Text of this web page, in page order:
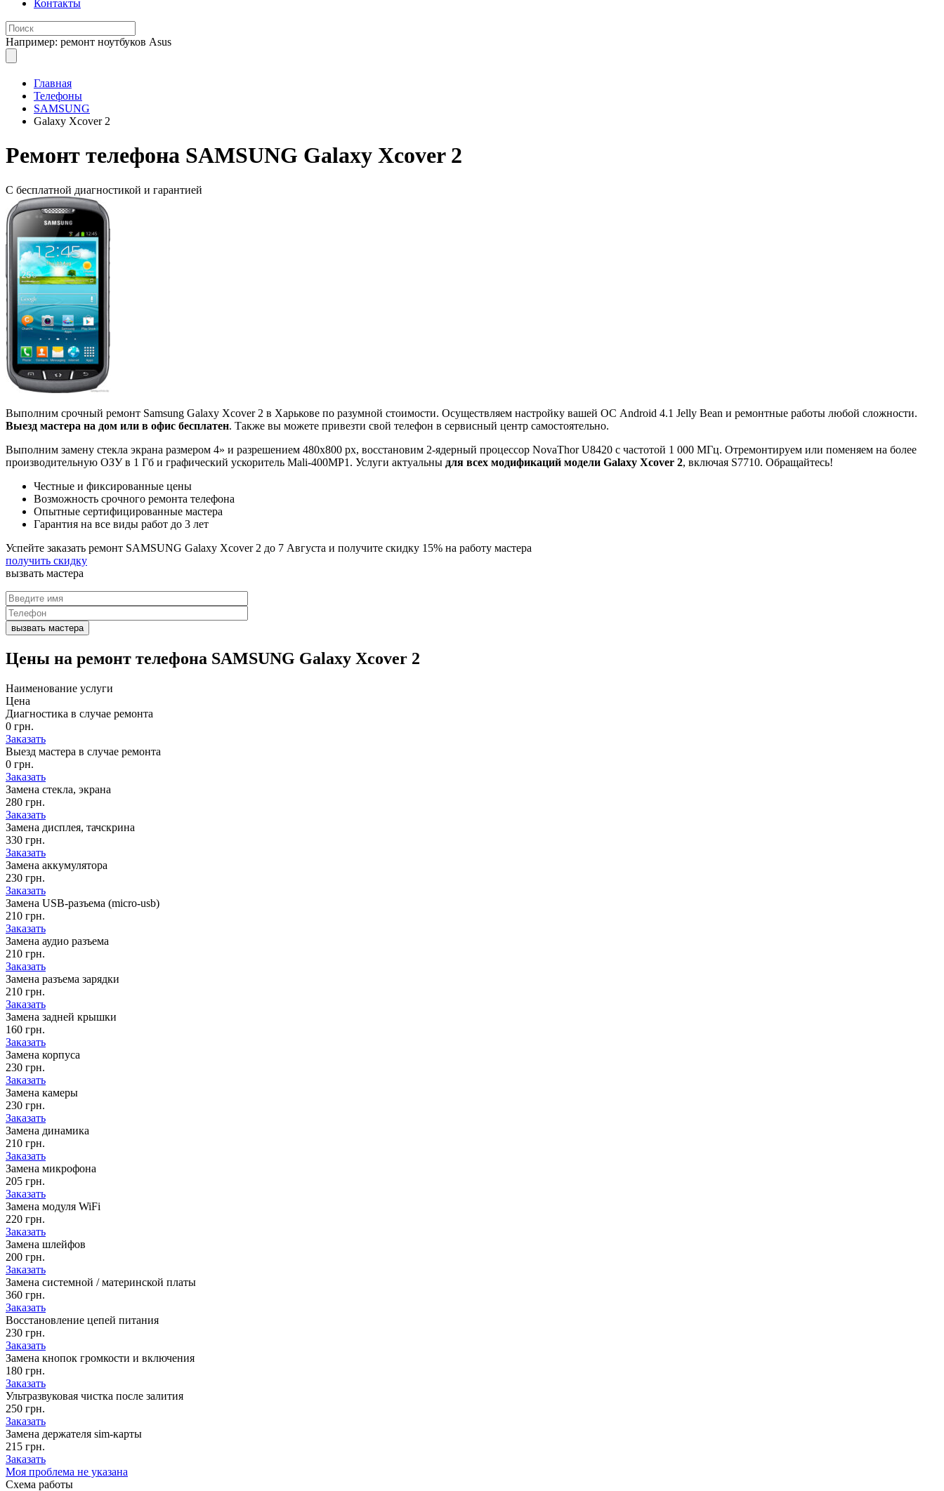
Контакты
Например: ремонт ноутбуков Asus
Главная
Телефоны
SAMSUNG
Galaxy Xcover 2
Ремонт телефона SAMSUNG Galaxy Xcover 2
С бесплатной диагностикой и гарантией
Выполним срочный ремонт Samsung Galaxy Xcover 2 в Харькове по разумной стоимости. Осуществляем настройку вашей ОС Android 4.1 Jelly Bean и ремонтные работы любой сложности.
Выезд мастера на дом или в офис бесплатен. Также вы можете привезти свой телефон в сервисный центр самостоятельно.
Выполним замену стекла экрана размером 4» и разрешением 480x800 px, восстановим 2-ядерный процессор NovaThor U8420 с частотой 1 000 МГц. Отремонтируем или поменяем на более
производительную ОЗУ в 1 Гб и графический ускоритель Mali-400MP1. Услуги актуальны для всех модификаций модели Galaxy Xcover 2, включая S7710. Обращайтесь!
Честные и фиксированные цены
Возможность срочного ремонта телефона
Опытные сертифицированные мастера
Гарантия на все виды работ до 3 лет
Успейте заказать ремонт SAMSUNG Galaxy Xcover 2 до 7 Августа и получите скидку 15% на работу мастера
получить скидку
вызвать мастера
Цены на ремонт телефона SAMSUNG Galaxy Xcover 2
Наименование услуги
Цена
Диагностика в случае ремонта
0 грн.
Заказать
Выезд мастера в случае ремонта
0 грн.
Заказать
Замена стекла, экрана
280 грн.
Заказать
Замена дисплея, тачскрина
330 грн.
Заказать
Замена аккумулятора
230 грн.
Заказать
Замена USB-разъема (micro-usb)
210 грн.
Заказать
Замена аудио разъема
210 грн.
Заказать
Замена разъема зарядки
210 грн.
Заказать
Замена задней крышки
160 грн.
Заказать
Замена корпуса
230 грн.
Заказать
Замена камеры
230 грн.
Заказать
Замена динамика
210 грн.
Заказать
Замена микрофона
205 грн.
Заказать
Замена модуля WiFi
220 грн.
Заказать
Замена шлейфов
200 грн.
Заказать
Замена системной / материнской платы
360 грн.
Заказать
Восстановление цепей питания
230 грн.
Заказать
Замена кнопок громкости и включения
180 грн.
Заказать
Ультразвуковая чистка после залития
250 грн.
Заказать
Замена держателя sim-карты
215 грн.
Заказать
Моя проблема не указана
Схема работы